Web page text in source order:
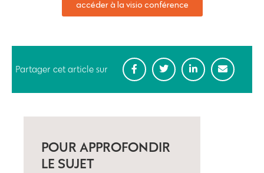
accéder à la visio conférence
Partager cet article sur
POUR APPROFONDIR
LE SUJET